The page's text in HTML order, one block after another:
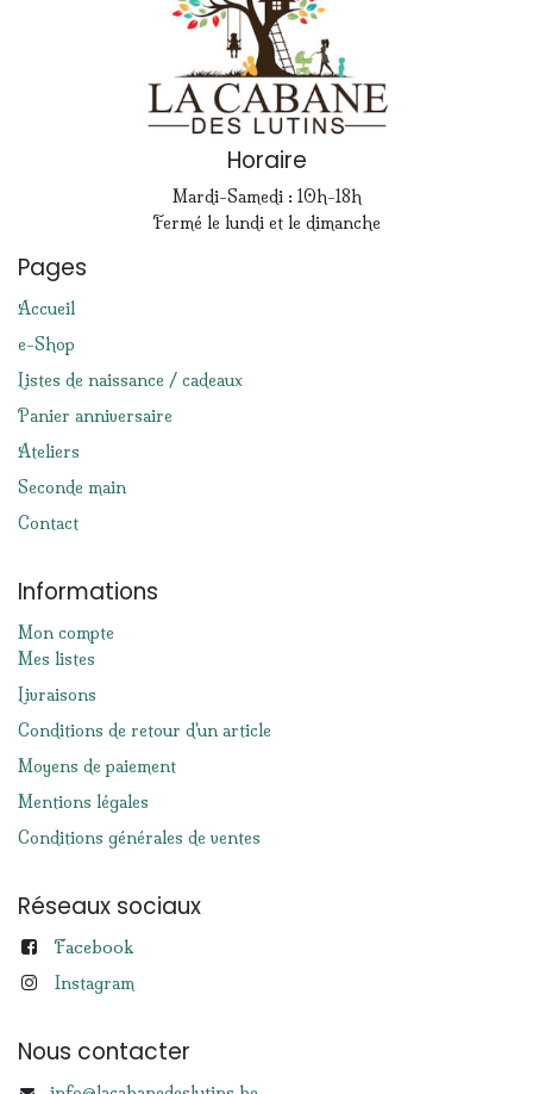
Horaire
Mardi-Samedi : 10h-18h
Fermé le lundi et le dimanche
Pages
Accueil
e-Shop
Listes de naissance / cadeaux
Panier anniversaire
Ateliers
Seconde main
Contact
Informations
Mon compte
Mes listes
Livraisons
Conditions de retour d'un article
Moyens de paiement
Mentions légales
Conditions générales de ventes
Réseaux sociaux
Facebook
Instagram
Nous contacter